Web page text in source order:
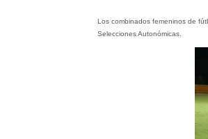
Los combinados femeninos de
Selecciones Autonómicas.